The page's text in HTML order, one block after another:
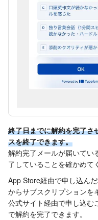
終了日までに解約を完了さ
スを終了できます。
解約完了メールが届いてい
了していることを確かめて
App Store経由で申し込ん
からサブスクリプションを
公式サイト経由で申し込む
で解約を完了できます。